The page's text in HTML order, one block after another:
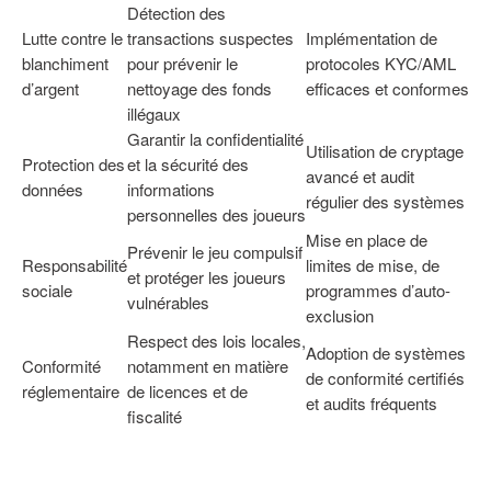
Lutte contre le
blanchiment
d’argent
Détection des
transactions suspectes
pour prévenir le
nettoyage des fonds
illégaux
Implémentation de
protocoles KYC/AML
efficaces et conformes
Protection des
données
Garantir la confidentialité
et la sécurité des
informations
personnelles des joueurs
Utilisation de cryptage
avancé et audit
régulier des systèmes
Responsabilité
sociale
Prévenir le jeu compulsif
et protéger les joueurs
vulnérables
Mise en place de
limites de mise, de
programmes d’auto-
exclusion
Conformité
réglementaire
Respect des lois locales,
notamment en matière
de licences et de
fiscalité
Adoption de systèmes
de conformité certifiés
et audits fréquents